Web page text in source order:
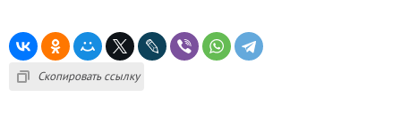
Скопировать ссылку